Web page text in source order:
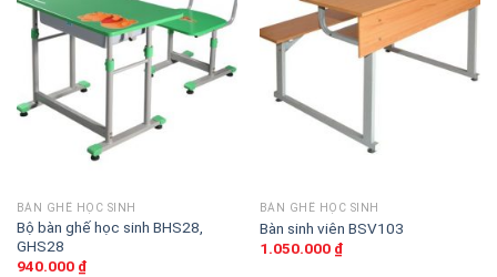
phẩm
yêu
thích
BÀN GHẾ HỌC SINH
Bộ bàn ghế học sinh BHS28,
GHS28
940.000 ₫
phẩm
BÀN GHẾ HỌC SINH
Bàn sinh viên BSV103
1.050.000 ₫